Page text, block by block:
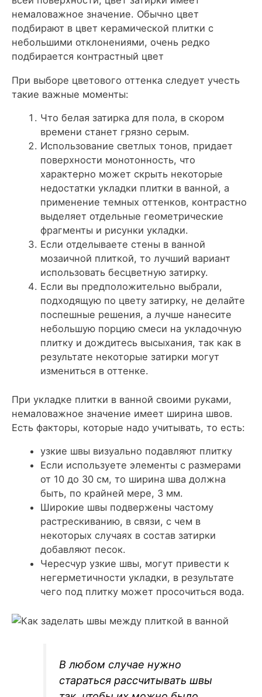
немаловажное значение. Обычно цвет
подбирают в цвет керамической плитки с
небольшими отклонениями, очень редко
подбирается контрастный цвет
При выборе цветового оттенка следует учесть
такие важные моменты:
Что белая затирка для пола, в скором
времени станет грязно серым.
Использование светлых тонов, придает
поверхности монотонность, что
характерно может скрыть некоторые
недостатки укладки плитки в ванной, а
применение темных оттенков, контрастно
выделяет отдельные геометрические
фрагменты и рисунки укладки.
Если отделываете стены в ванной
мозаичной плиткой, то лучший вариант
использовать бесцветную затирку.
Если вы предположительно выбрали,
подходящую по цвету затирку, не делайте
поспешные решения, а лучше нанесите
небольшую порцию смеси на укладочную
плитку и дождитесь высыхания, так как в
результате некоторые затирки могут
измениться в оттенке.
При укладке плитки в ванной своими руками,
немаловажное значение имеет ширина швов.
Есть факторы, которые надо учитывать, то есть:
узкие швы визуально подавляют плитку
Если используете элементы с размерами
от 10 до 30 см, то ширина шва должна
быть, по крайней мере, 3 мм.
Широкие швы подвержены частому
растрескиванию, в связи, с чем в
некоторых случаях в состав затирки
добавляют песок.
Чересчур узкие швы, могут привести к
негерметичности укладки, в результате
чего под плитку может просочиться вода.
В любом случае нужно
стараться рассчитывать швы